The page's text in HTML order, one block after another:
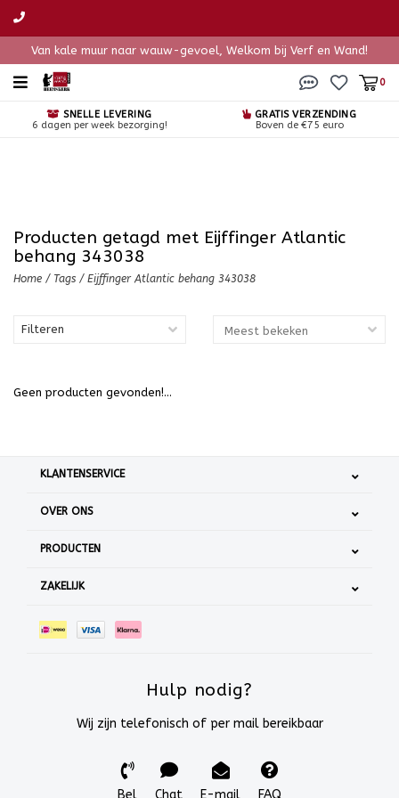
Van kale muur naar wauw-gevoel, Welkom bij Verf en Wand!
0
SNELLE LEVERING
6 dagen per week bezorging!
GRATIS VERZENDING
Boven de €75 euro
Producten getagd met Eijffinger Atlantic
behang 343038
Home / Tags / Eijffinger Atlantic behang 343038
Filteren
Geen producten gevonden!...
KLANTENSERVICE
OVER ONS
PRODUCTEN
ZAKELIJK
Hulp nodig?
Wij zijn telefonisch of per mail bereikbaar
Bel Chat E-mail FAQ